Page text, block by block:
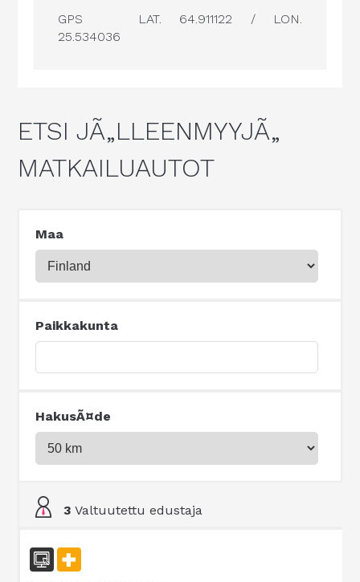
GPS
LAT. 64.911122 / LON.
25.534036
ETSI JÃ„LLEENMYYJÃ„
MATKAILUAUTOT
Maa
Paikkakunta
HakusÃ¤de
3 Valtuutettu edustaja